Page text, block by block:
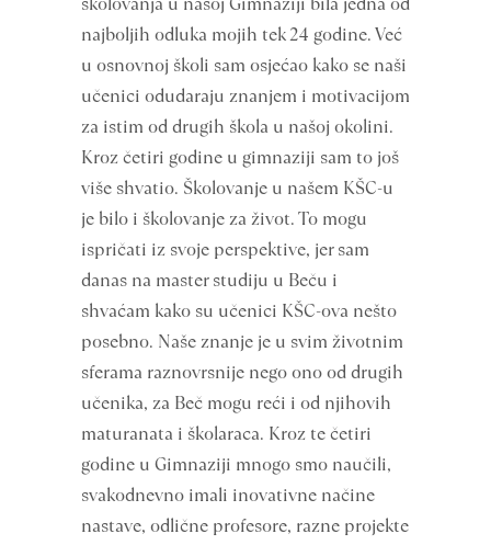
najboljih odluka mojih tek 24 godine. Već
u osnovnoj školi sam osjećao kako se naši
učenici odudaraju znanjem i motivacijom
za istim od drugih škola u našoj okolini.
Kroz četiri godine u gimnaziji sam to još
više shvatio. Školovanje u našem KŠC-u
je bilo i školovanje za život. To mogu
ispričati iz svoje perspektive, jer sam
danas na master studiju u Beču i
shvaćam kako su učenici KŠC-ova nešto
posebno. Naše znanje je u svim životnim
sferama raznovrsnije nego ono od drugih
učenika, za Beč mogu reći i od njihovih
maturanata i školaraca. Kroz te četiri
godine u Gimnaziji mnogo smo naučili,
svakodnevno imali inovativne načine
nastave, odlične profesore, razne projekte